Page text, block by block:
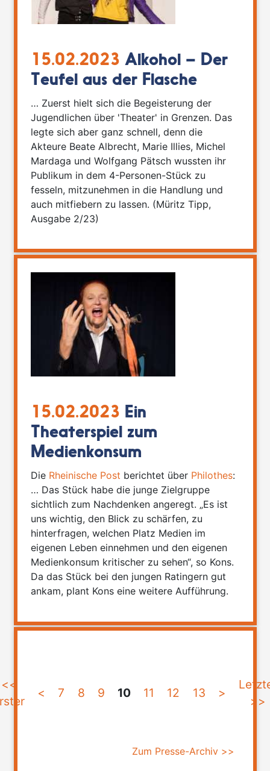
15.02.2023 Alkohol – Der
Teufel aus der Flasche
… Zuerst hielt sich die Begeisterung der
Jugendlichen über 'Theater' in Grenzen. Das
legte sich aber ganz schnell, denn die
Akteure Beate Albrecht, Marie Illies, Michel
Mardaga und Wolfgang Pätsch wussten ihr
Publikum in dem 4-Personen-Stück zu
fesseln, mitzunehmen in die Handlung und
auch mitfiebern zu lassen. (Müritz Tipp,
Ausgabe 2/23)
15.02.2023 Ein
Theaterspiel zum
Medienkonsum
Die Rheinische Post berichtet über Philothes:
… Das Stück habe die junge Zielgruppe
sichtlich zum Nachdenken angeregt. „Es ist
uns wichtig, den Blick zu schärfen, zu
hinterfragen, welchen Platz Medien im
eigenen Leben einnehmen und den eigenen
Medienkonsum kritischer zu sehen“, so Kons.
Da das Stück bei den jungen Ratingern gut
ankam, plant Kons eine weitere Aufführung.
<<
< 7 8 9 10 11 12 13 >
>>
Zum Presse-Archiv >>